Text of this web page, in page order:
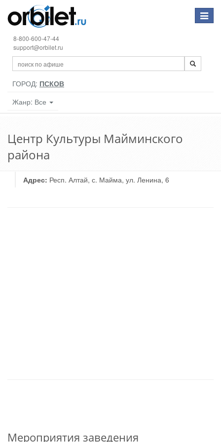
Toggle
8-800-600-47-44
support@orbilet.ru
ГОРОД: ПСКОВ
Жанр: Все
Центр Культуры Майминского
района
Адрес: Респ. Алтай, с. Майма, ул. Ленина, 6
Мероприятия заведения